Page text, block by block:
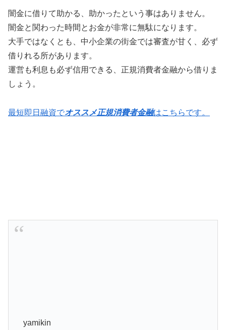
闇金に借りて助かる、助かったという事はありません。
闇金と関わった時間とお金が非常に無駄になります。
大手ではなくとも、中小企業の街金では審査が甘く、必ず
借りれる所があります。
運営も利息も必ず信用できる、正規消費者金融から借りま
しょう。
最短即日融資でオススメ正規消費者金融はこちらです。
yamikin